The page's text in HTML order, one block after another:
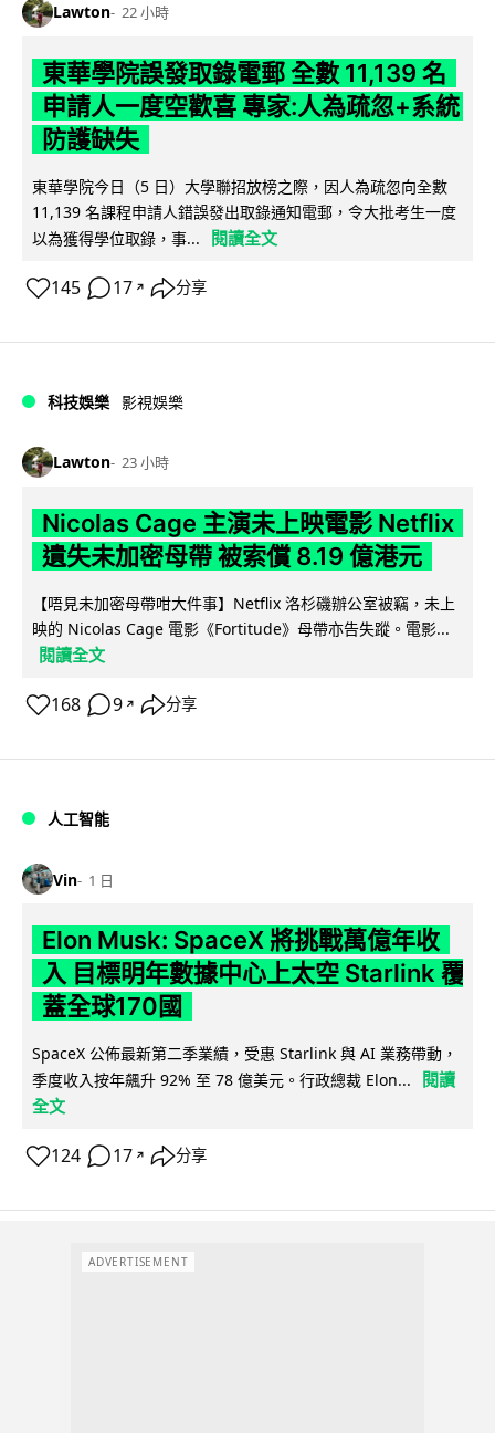
Lawton 22 小時
東華學院誤發取錄電郵 全數 11,139 名
申請人一度空歡喜 專家:人為疏忽+系統
防護缺失
東華學院今日（5 日）大學聯招放榜之際，因人為疏忽向全數
11,139 名課程申請人錯誤發出取錄通知電郵，令大批考生一度
以為獲得學位取錄，事...
閱讀全文
145 17 ↗ 分享
科技娛樂 影視娛樂
Lawton 23 小時
Nicolas Cage 主演未上映電影 Netflix
遺失未加密母帶 被索償 8.19 億港元
【唔見未加密母帶咁大件事】Netflix 洛杉磯辦公室被竊，未上
映的 Nicolas Cage 電影《Fortitude》母帶亦告失蹤。電影...
閱讀全文
168 9 ↗ 分享
人工智能
Vin 1 日
Elon Musk: SpaceX 將挑戰萬億年收
入 目標明年數據中心上太空 Starlink 覆
蓋全球170國
SpaceX 公佈最新第二季業績，受惠 Starlink 與 AI 業務帶動，
季度收入按年飆升 92% 至 78 億美元。行政總裁 Elon...
閱讀
全文
124 17 ↗ 分享
ADVERTISEMENT